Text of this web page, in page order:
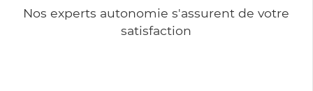
Nos experts autonomie s'assurent de votre
satisfaction